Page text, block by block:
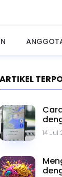
ARTIKEL
14 Jul